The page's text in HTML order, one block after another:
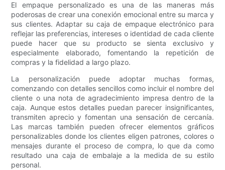
El empaque personalizado es una de las maneras más
poderosas de crear una conexión emocional entre su marca y
sus clientes. Adaptar su caja de empaque electrónico para
reflejar las preferencias, intereses o identidad de cada cliente
puede hacer que su producto se sienta exclusivo y
especialmente elaborado, fomentando la repetición de
compras y la fidelidad a largo plazo.
La personalización puede adoptar muchas formas,
comenzando con detalles sencillos como incluir el nombre del
cliente o una nota de agradecimiento impresa dentro de la
caja. Aunque estos detalles puedan parecer insignificantes,
transmiten aprecio y fomentan una sensación de cercanía.
Las marcas también pueden ofrecer elementos gráficos
personalizables donde los clientes eligen patrones, colores o
mensajes durante el proceso de compra, lo que da como
resultado una caja de embalaje a la medida de su estilo
personal.